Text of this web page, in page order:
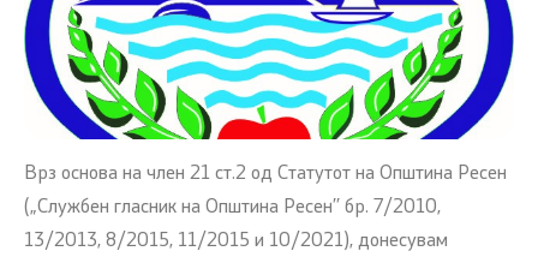
Врз основа на член 21 ст.2 од Статутот на Општина Ресен
(„Службен гласник на Општина Ресен’’ бр. 7/2010,
13/2013, 8/2015, 11/2015 и 10/2021), донесувам